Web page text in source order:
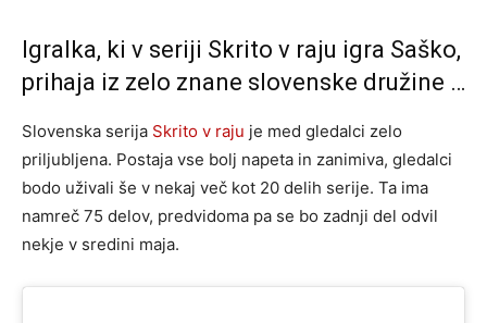
Igralka, ki v seriji Skrito v raju igra Saško,
prihaja iz zelo znane slovenske družine …
Slovenska serija Skrito v raju je med gledalci zelo
priljubljena. Postaja vse bolj napeta in zanimiva, gledalci
bodo uživali še v nekaj več kot 20 delih serije. Ta ima
namreč 75 delov, predvidoma pa se bo zadnji del odvil
nekje v sredini maja.